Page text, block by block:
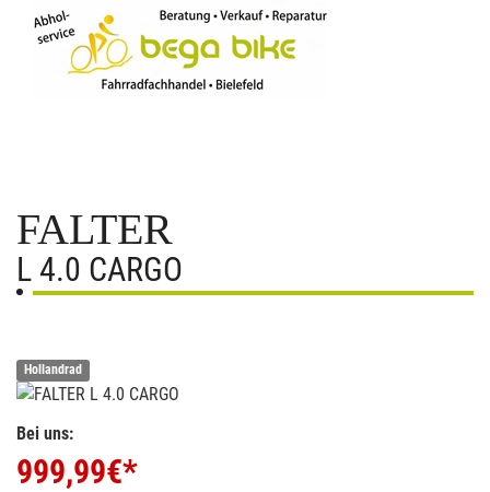
FALTER
L 4.0 CARGO
Hollandrad
Bei uns:
999,99€*